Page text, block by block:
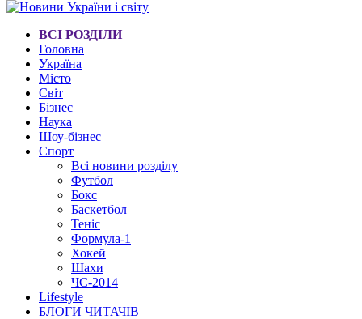
ВСІ РОЗДІЛИ
Головна
Україна
Місто
Світ
Бізнес
Наука
Шоу-бізнес
Спорт
Всі новини розділу
Футбол
Бокс
Баскетбол
Теніс
Формула-1
Хокей
Шахи
ЧС-2014
Lifestyle
БЛОГИ ЧИТАЧІВ